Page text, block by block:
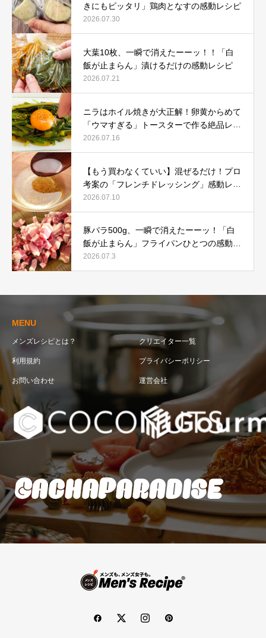
きにもピッタリ」鶏肉となすの感動レシピ
2026.07.30
大葉10枚、一瞬で消えたーーッ！！「白
飯が止まらん」漬けるだけの感動レシピ
2026.07.21
ニラはホイル焼きが大正解！卵黄からめて
「ウマすぎる」トースターで作る絶品レシ
ピ
2026.07.16
【もう買わなくていい】混ぜるだけ！プロ
考案の「フレンチドレッシング」感動レシ
ピ
2026.07.10
豚バラ500g、一瞬で消えたーーッ！「白
飯が止まらん」フライパンひとつの感動レ
シピ
2026.07.3
MENU
メンズレシピとは？ クリエイター一覧
利用規約 プライバシーポリシー
お問い合わせ 運営会社